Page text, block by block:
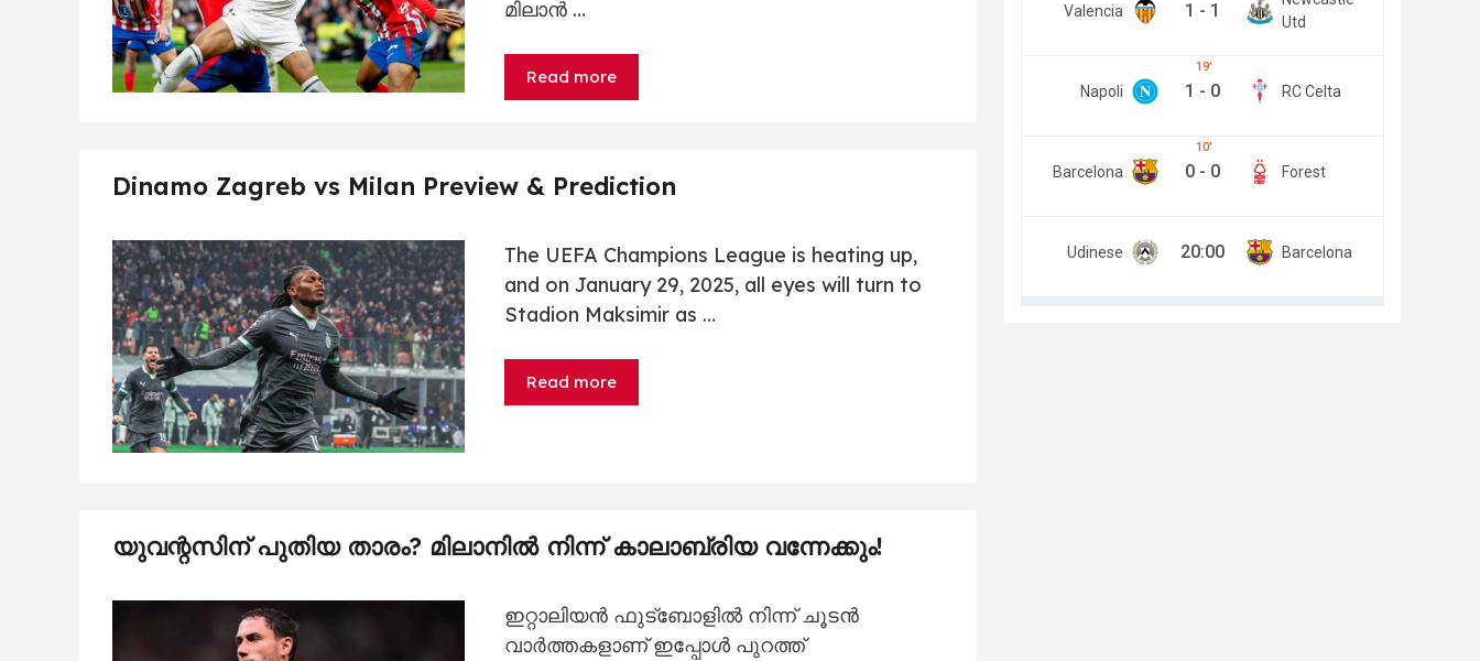
മിലാൻ …
Read more
Dinamo Zagreb vs Milan Preview & Prediction
The UEFA Champions League is heating up,
and on January 29, 2025, all eyes will turn to
Stadion Maksimir as …
Read more
യുവന്റസിന് പുതിയ താരം? മിലാനിൽ നിന്ന് കാലാബ്രിയ വന്നേക്കും!
ഇറ്റാലിയൻ ഫുട്ബോളിൽ നിന്ന് ചൂടൻ
വാർത്തകളാണ് ഇപ്പോൾ പുറത്ത്
Valencia 1 - 1
Utd
Napoli
19
1 - 0 RC Celta
Barcelona
10
0 - 0 Forest
Udinese 20:00 Barcelona